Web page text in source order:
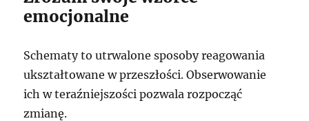
emocjonalne
Schematy to utrwalone sposoby reagowania
ukształtowane w przeszłości. Obserwowanie
ich w teraźniejszości pozwala rozpocząć
zmianę.